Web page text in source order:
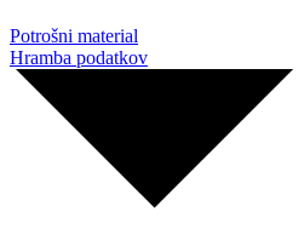
Potrošni material
Hramba podatkov